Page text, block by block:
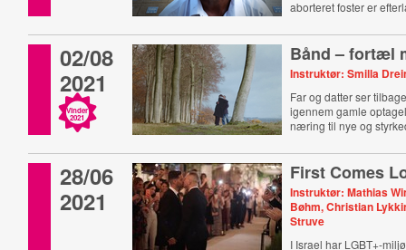
aborteret foster er
02/08
2021
Vinder
2021
Bånd – fortæl
Instruktør: Smilla
Far og datter ser
igennem gamle
næring til nye og
28/06
2021
First Comes
Instruktør: Mathias
Bøhm, Christian
Struve
I Israel har LGBT+-